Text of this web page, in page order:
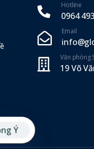
Hotline
0964
Email
Văn phòng
19 Võ
Ý